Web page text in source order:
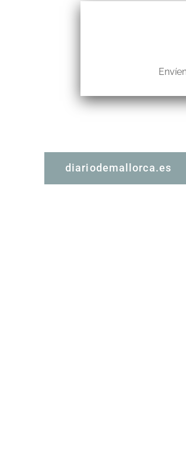
diariodemallorca.es